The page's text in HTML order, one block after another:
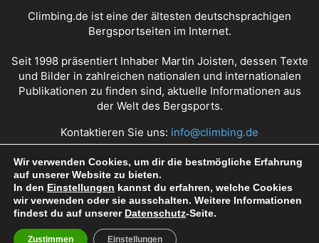
Climbing.de ist eine der ältesten deutschsprachigen
Bergsportseiten im Internet.
Seit 1998 präsentiert Inhaber Martin Joisten, dessen Texte
und Bilder in zahlreichen nationalen und internationalen
Publikationen zu finden sind, aktuelle Informationen aus
der Welt des Bergsports.
Kontaktieren Sie uns: info@climbing.de
Über Climbing.de RSS Feed Mediadaten
Nutzungsbedingungen Datenschutz Impressum
Wir verwenden Cookies, um dir die bestmögliche Erfahrung
auf unserer Website zu bieten.
In den Einstellungen kannst du erfahren, welche Cookies
wir verwenden oder sie ausschalten. Weitere Informationen
findest du auf unserer Datenschutz-Seite.
Zustimmen Einstellungen